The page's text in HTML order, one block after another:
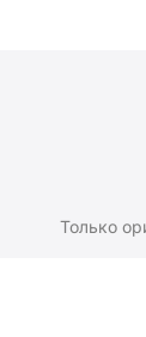
Только